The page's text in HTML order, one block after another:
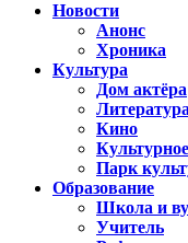
Новости
Анонс
Хроника
Культура
Дом актёра
Кино
Парк
Образование
Школа и
Учитель